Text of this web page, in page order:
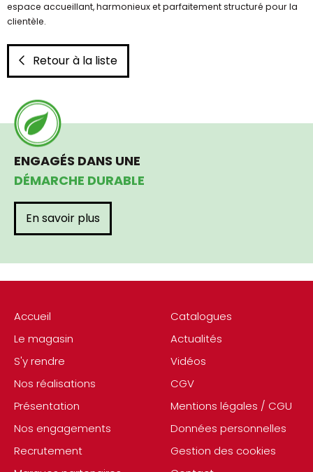
espace accueillant, harmonieux et parfaitement structuré pour la
clientèle.
Retour à la liste
Accueil
Le magasin
S'y rendre
Nos réalisations
Présentation
Nos engagements
Recrutement
Catalogues
Actualités
Vidéos
CGV
Mentions légales / CGU
Données personnelles
Gestion des cookies
ENGAGÉS DANS UNE
DÉMARCHE DURABLE
En savoir plus